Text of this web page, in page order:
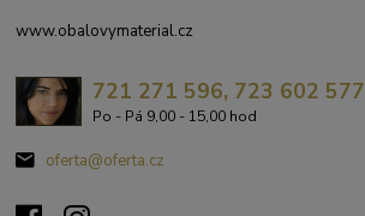
www.obalovymaterial.cz
721 271 596, 723 602 577
Po - Pá 9,00 - 15,00 hod
oferta@oferta.cz